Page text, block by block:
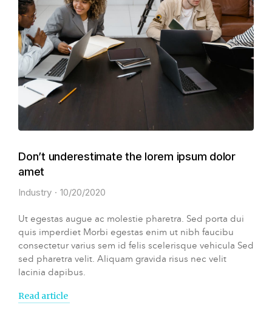
Don’t underestimate the lorem ipsum dolor
amet
Industry 10/20/2020
Ut egestas augue ac molestie pharetra. Sed porta dui
quis imperdiet Morbi egestas enim ut nibh faucibu
consectetur varius sem id felis scelerisque vehicula Sed
sed pharetra velit. Aliquam gravida risus nec velit
lacinia dapibus.
Read article